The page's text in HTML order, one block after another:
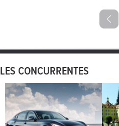
LES CONCURRENTES